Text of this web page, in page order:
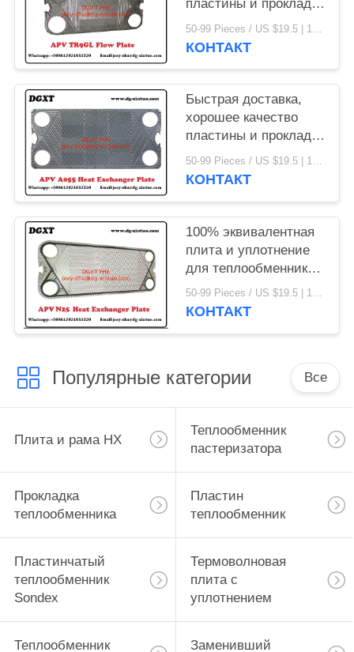
пластины и прокладки
для пластинчатого
теплообменника APV
50-99 Pieces / US $19.5 | 100-199 Pieces / US $18.5 | 200-299 Pieces / US $18 | 300+ Pieces / US $17.6 MOQ:1
КОНТАКТ
Быстрая доставка,
хорошее качество
пластины и прокладки
для пластинчатого
теплообменника APV
50-99 Pieces / US $19.5 | 100-199 Pieces / US $18.5 | 200-299 Pieces / US $18 | 300+ Pieces / US $17.6 MOQ:1
КОНТАКТ
100% эквивалентная
плита и уплотнение
для теплообменника
с плиткой
50-99 Pieces / US $19.5 | 100-199 Pieces / US $18.5 | 200-299 Pieces / US $18 | 300+ Pieces / US $17.6 MOQ:1
КОНТАКТ
Популярные категории Все
Плита и рама HX
Теплообменник
пастеризатора
Прокладка
теплообменника
Пластин
теплообменник
Пластинчатый
теплообменник
Sondex
Термоволновая
плита с
уплотнением
Теплообменник Заменивший